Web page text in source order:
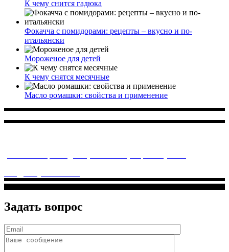
К чему снится гадюка
Фокачча с помидорами: рецепты – вкусно и по-
итальянски
Мороженое для детей
К чему снятся месячные
Масло ромашки: свойства и применение
Задать вопрос